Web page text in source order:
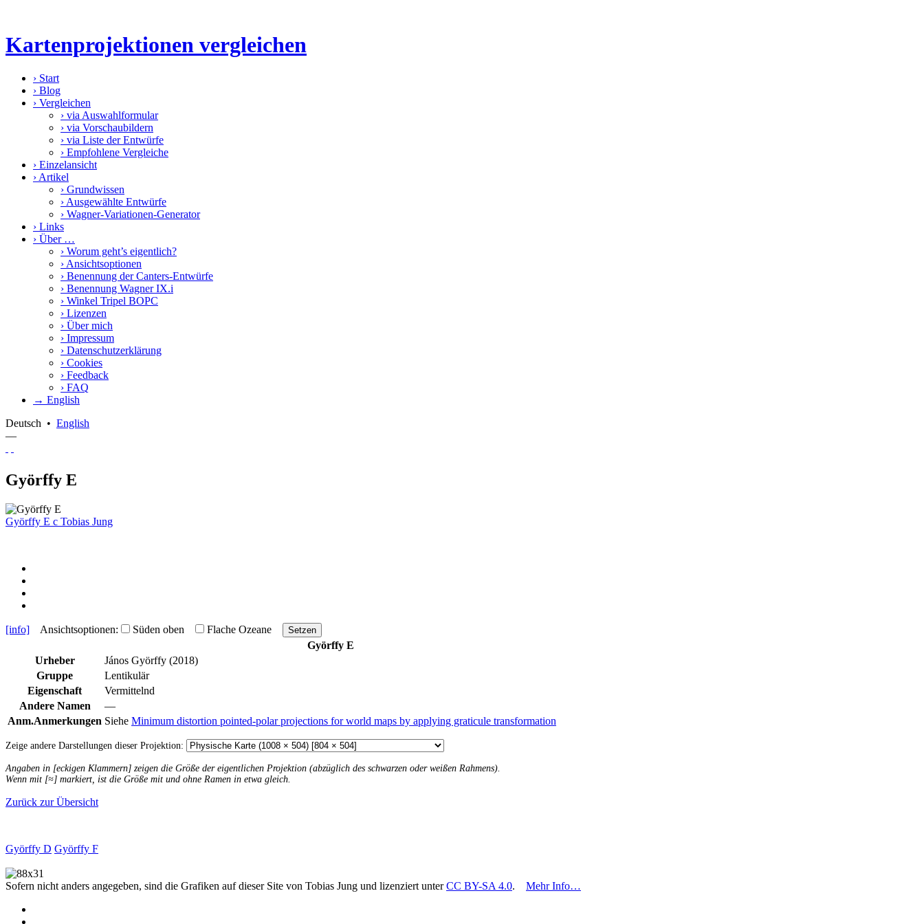
Kartenprojektionen vergleichen
› Start
› Blog
› Vergleichen
› via Auswahlformular
› via Vorschaubildern
› via Liste der Entwürfe
› Empfohlene Vergleiche
› Einzelansicht
› Artikel
› Grundwissen
› Ausgewählte Entwürfe
› Wagner-Variationen-Generator
› Links
› Über …
› Worum geht’s eigentlich?
› Ansichtsoptionen
› Benennung der Canters-Entwürfe
› Benennung Wagner IX.i
› Winkel Tripel BOPC
› Lizenzen
› Über mich
› Impressum
› Datenschutzerklärung
› Cookies
› Feedback
› FAQ
→ English
Deutsch • English
—
Györffy E
Györffy E c Tobias Jung
[info] Ansichtsoptionen: Süden oben Flache Ozeane Setzen
Györffy E
Urheber
János Györffy (2018)
Gruppe
Lentikulär
Eigenschaft
Vermittelnd
Andere Namen
—
Anm.Anmerkungen Siehe Minimum distortion pointed-polar projections for world maps by applying graticule transformation
Zeige andere Darstellungen dieser Projektion:
Angaben in [eckigen Klammern] zeigen die Größe der eigentlichen Projektion (abzüglich des schwarzen oder weißen Rahmens).
Wenn mit [≈] markiert, ist die Größe mit und ohne Ramen in etwa gleich.
Zurück zur Übersicht
Györffy D Györffy F
Sofern nicht anders angegeben, sind die Grafiken auf dieser Site von Tobias Jung und lizenziert unterCC BY-SA 4.0. Mehr Info…